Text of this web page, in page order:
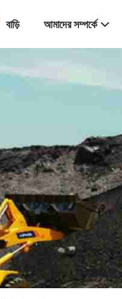
বাড়ি আমাদের সম্পর্কে